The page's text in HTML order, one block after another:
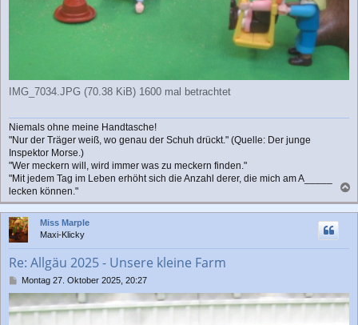
IMG_7034.JPG (70.38 KiB) 1600 mal betrachtet
Niemals ohne meine Handtasche!
"Nur der Träger weiß, wo genau der Schuh drückt." (Quelle: Der junge
Inspektor Morse.)
"Wer meckern will, wird immer was zu meckern finden."
"Mit jedem Tag im Leben erhöht sich die Anzahl derer, die mich am A_____
lecken können."
a
c
Miss Marple
Maxi-Klicky
Re: Allgäu 2025 - Unsere kleine Farm
B
e
t
Montag 27. Oktober 2025, 20:27